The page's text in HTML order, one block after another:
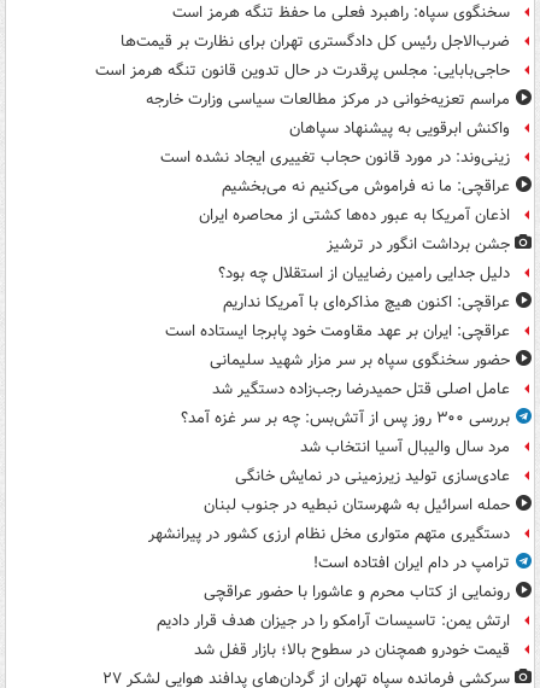
سخنگوی سپاه: راهبرد فعلی ما حفظ تنگه هرمز است
ضرب‌الاجل رئیس کل دادگستری تهران برای نظارت بر قیمت‌ها
حاجی‌بابایی: مجلس پرقدرت در حال تدوین قانون تنگه هرمز است
مراسم تعزیه‌خوانی در مرکز مطالعات سیاسی وزارت خارجه
واکنش ابرقویی به پیشنهاد سپاهان
زینی‌وند: در مورد قانون حجاب تغییری ایجاد نشده است
عراقچی: ما نه فراموش می‌کنیم نه می‌بخشیم
اذعان آمریکا به عبور ده‌ها کشتی از محاصره ایران
جشن برداشت انگور در ترشیز
دلیل جدایی رامین رضاییان از استقلال چه بود؟
عراقچی: اکنون هیچ مذاکره‌ای با آمریکا نداریم
عراقچی: ایران بر عهد مقاومت خود پابرجا ایستاده است
حضور سخنگوی سپاه بر سر مزار شهید سلیمانی
عامل اصلی قتل حمیدرضا رجب‌زاده دستگیر شد
بررسی ۳۰۰ روز پس از آتش‌بس: چه بر سر غزه آمد؟
مرد سال والیبال آسیا انتخاب شد
عادی‌سازی تولید زیرزمینی در نمایش خانگی
حمله اسرائیل به شهرستان نبطیه در جنوب لبنان
دستگیری متهم متواری مخل نظام ارزی کشور در پیرانشهر
ترامپ در دام ایران افتاده است!
رونمایی از کتاب محرم و عاشورا با حضور عراقچی
ارتش یمن: تاسیسات آرامکو را در جیزان هدف قرار دادیم
قیمت خودرو همچنان در سطوح بالا؛ بازار قفل شد
سرکشی فرمانده سپاه تهران از گردان‌های پدافند هوایی لشکر ۲۷